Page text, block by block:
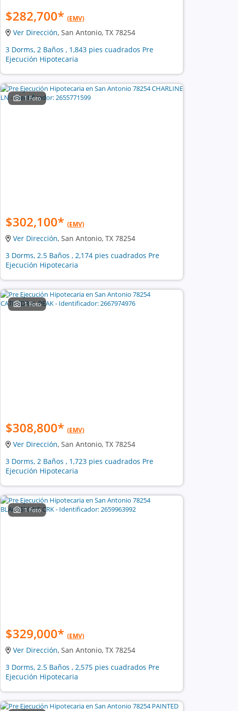
$282,700* (EMV)
Ver Dirección, San Antonio, TX 78254
3 Dorms, 2 Baños , 1,843 pies cuadrados Pre
Ejecución Hipotecaria
1 Foto
$302,100* (EMV)
Ver Dirección, San Antonio, TX 78254
3 Dorms, 2.5 Baños , 2,174 pies cuadrados Pre
Ejecución Hipotecaria
1 Foto
$308,800* (EMV)
Ver Dirección, San Antonio, TX 78254
3 Dorms, 2 Baños , 1,723 pies cuadrados Pre
Ejecución Hipotecaria
1 Foto
$329,000* (EMV)
Ver Dirección, San Antonio, TX 78254
3 Dorms, 2.5 Baños , 2,575 pies cuadrados Pre
Ejecución Hipotecaria